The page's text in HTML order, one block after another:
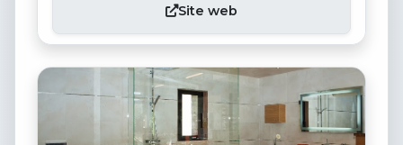
Site web